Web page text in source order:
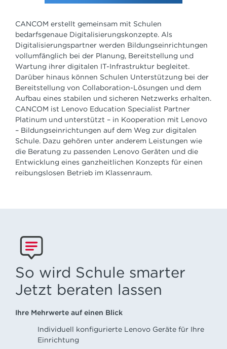
CANCOM erstellt gemeinsam mit Schulen
bedarfsgenaue Digitalisierungskonzepte. Als
Digitalisierungspartner werden Bildungseinrichtungen
vollumfänglich bei der Planung, Bereitstellung und
Wartung ihrer digitalen IT-Infrastruktur begleitet.
Darüber hinaus können Schulen Unterstützung bei der
Bereitstellung von Collaboration-Lösungen und dem
Aufbau eines stabilen und sicheren Netzwerks erhalten.
CANCOM ist Lenovo Education Specialist Partner
Platinum und unterstützt – in Kooperation mit Lenovo
– Bildungseinrichtungen auf dem Weg zur digitalen
Schule. Dazu gehören unter anderem Leistungen wie
die Beratung zu passenden Lenovo Geräten und die
Entwicklung eines ganzheitlichen Konzepts für einen
reibungslosen Betrieb im Klassenraum.
So wird Schule smarter
Jetzt beraten lassen
Ihre Mehrwerte auf einen Blick
Individuell konfigurierte Lenovo Geräte für Ihre
Einrichtung